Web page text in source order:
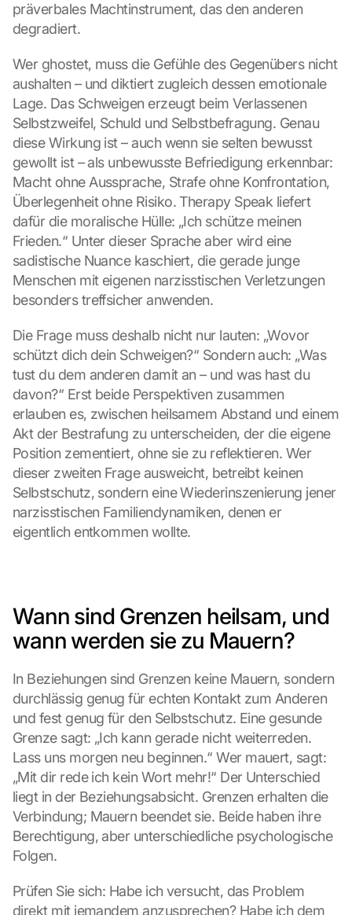
präverbales Machtinstrument, das den anderen
degradiert.
Wer ghostet, muss die Gefühle des Gegenübers nicht
aushalten – und diktiert zugleich dessen emotionale
Lage. Das Schweigen erzeugt beim Verlassenen
Selbstzweifel, Schuld und Selbstbefragung. Genau
diese Wirkung ist – auch wenn sie selten bewusst
gewollt ist – als unbewusste Befriedigung erkennbar:
Macht ohne Aussprache, Strafe ohne Konfrontation,
Überlegenheit ohne Risiko. Therapy Speak liefert
dafür die moralische Hülle: „Ich schütze meinen
Frieden.“ Unter dieser Sprache aber wird eine
sadistische Nuance kaschiert, die gerade junge
Menschen mit eigenen narzisstischen Verletzungen
besonders treffsicher anwenden.
Die Frage muss deshalb nicht nur lauten: „Wovor
schützt dich dein Schweigen?“ Sondern auch: „Was
tust du dem anderen damit an – und was hast du
davon?“ Erst beide Perspektiven zusammen
erlauben es, zwischen heilsamem Abstand und einem
Akt der Bestrafung zu unterscheiden, der die eigene
Position zementiert, ohne sie zu reflektieren. Wer
dieser zweiten Frage ausweicht, betreibt keinen
Selbstschutz, sondern eine Wiederinszenierung jener
narzisstischen Familiendynamiken, denen er
eigentlich entkommen wollte.
Wann sind Grenzen heilsam, und
wann werden sie zu Mauern?
In Beziehungen sind Grenzen keine Mauern, sondern
durchlässig genug für echten Kontakt zum Anderen
und fest genug für den Selbstschutz. Eine gesunde
Grenze sagt: „Ich kann gerade nicht weiterreden.
Lass uns morgen neu beginnen.“ Wer mauert, sagt:
„Mit dir rede ich kein Wort mehr!“ Der Unterschied
liegt in der Beziehungsabsicht. Grenzen erhalten die
Verbindung; Mauern beendet sie. Beide haben ihre
Berechtigung, aber unterschiedliche psychologische
Folgen.
Prüfen Sie sich: Habe ich versucht, das Problem
direkt mit jemandem anzusprechen? Habe ich dem